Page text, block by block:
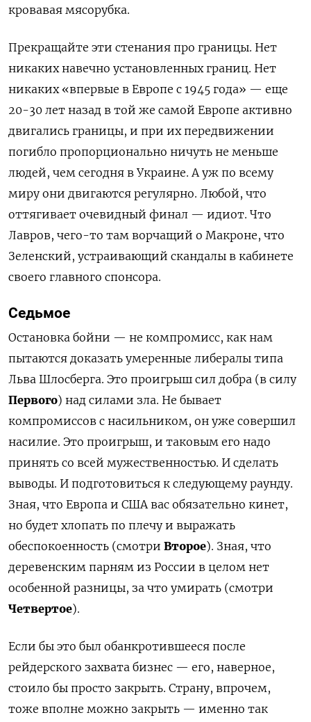
кровавая мясорубка.
Прекращайте эти стенания про границы. Нет
никаких навечно установленных границ. Нет
никаких «впервые в Европе с 1945 года» — еще
20-30 лет назад в той же самой Европе активно
двигались границы, и при их передвижении
погибло пропорционально ничуть не меньше
людей, чем сегодня в Украине. А уж по всему
миру они двигаются регулярно. Любой, что
оттягивает очевидный финал — идиот. Что
Лавров, чего-то там ворчащий о Макроне, что
Зеленский, устраивающий скандалы в кабинете
своего главного спонсора.
Седьмое
Остановка бойни — не компромисс, как нам
пытаются доказать умеренные либералы типа
Льва Шлосберга. Это проигрыш сил добра (в силу
Первого) над силами зла. Не бывает
компромиссов с насильником, он уже совершил
насилие. Это проигрыш, и таковым его надо
принять со всей мужественностью. И сделать
выводы. И подготовиться к следующему раунду.
Зная, что Европа и США вас обязательно кинет,
но будет хлопать по плечу и выражать
обеспокоенность (смотри Второе). Зная, что
деревенским парням из России в целом нет
особенной разницы, за что умирать (смотри
Четвертое).
Если бы это был обанкротившееся после
рейдерского захвата бизнес — его, наверное,
стоило бы просто закрыть. Страну, впрочем,
тоже вполне можно закрыть — именно так